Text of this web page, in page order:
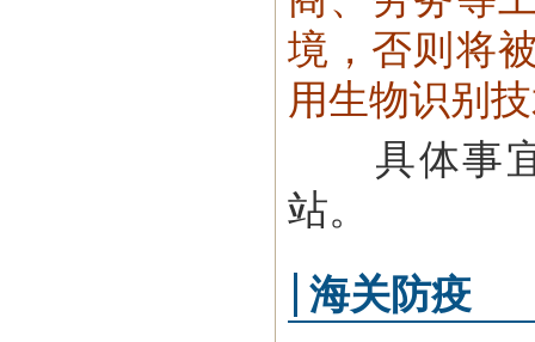
境，否则将
用生物识别
具体事宜
站。
海关防疫